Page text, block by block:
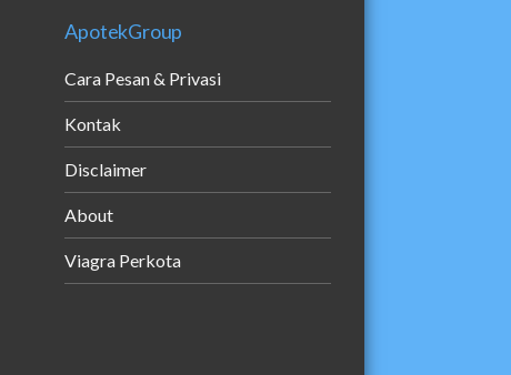
ApotekGroup
Cara Pesan & Privasi
Kontak
Disclaimer
About
Viagra Perkota